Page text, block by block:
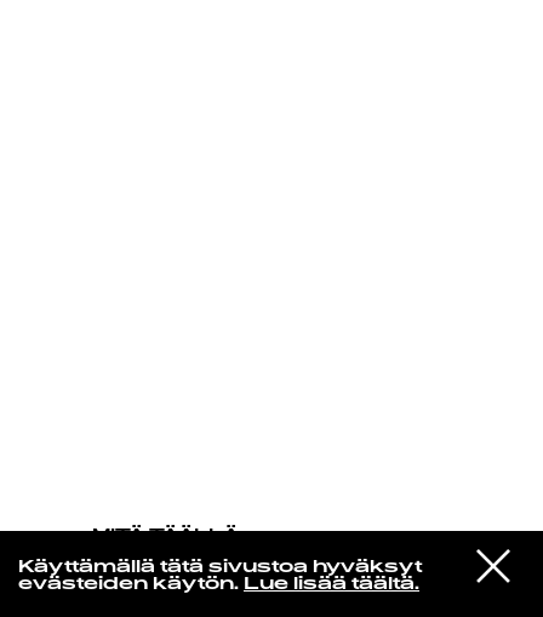
Käyttämällä tätä sivustoa hyväksyt
evästeiden käytön. Lue lisää täältä.
VIESTI
STUDIOON
MITÄ TÄÄLLÄ
The Smile
Wall Of Eyes